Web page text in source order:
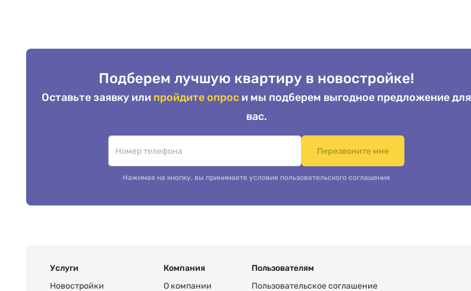
Подберем лучшую квартиру в новостройке!
Оставьте заявку или пройдите опрос и мы подберем выгодное предложение для
вас.
Перезвоните мне
Нажимая на кнопку, вы принимаете условия пользовательского соглашения
Услуги
Новостройки
Компания
О компании
Пользователям
Пользовательское соглашение